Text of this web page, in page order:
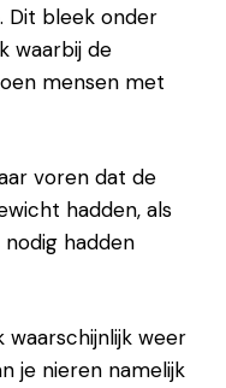
Dit bleek onder
waarbij de
mensen met
voren dat de
hadden, als
hadden
weer
je nieren namelijk